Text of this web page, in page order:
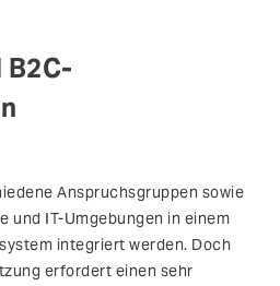
Anspruchsgruppen sowie
und IT-Umgebungen in einem
integriert werden. Doch
erfordert einen sehr